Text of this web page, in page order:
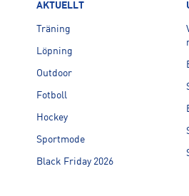
AKTUELLT
Träning
Löpning
Outdoor
Fotboll
Hockey
Sportmode
Black Friday 2026